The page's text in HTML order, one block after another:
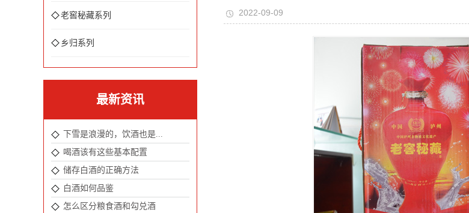
老窖秘藏系列
乡归系列
最新资讯
下雪是浪漫的，饮酒也是...
喝酒该有这些基本配置
储存白酒的正确方法
白酒如何品鉴
怎么区分粮食酒和勾兑酒
2022-09-09